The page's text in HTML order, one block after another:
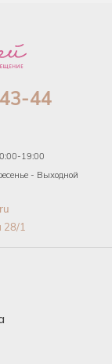
44
19:00
- Выходной
28/1